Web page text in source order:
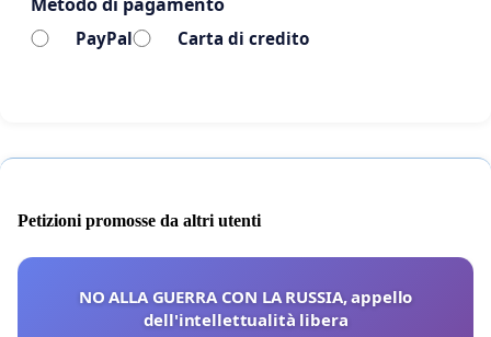
ED EUROPA PARTA SUBITO CIO' CHE E' NECESSARIO
ALLA SOPRAVVIVENZA DELLA SIRIA.
Gloria Callarelli - Giornalista -
Diego Fusaro - Filosofo -
Maurizio Blondet - Giornalista -
Stefano Valdegamberi - Politico -
PayPal Carta di credito
Petizioni promosse da altri utenti
NO ALLA GUERRA CON LA RUSSIA, appello
dell'intellettualità libera